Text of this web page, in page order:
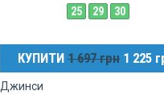
25 29 30
КУПИТИ 1 697 грн 1 225
Джинси